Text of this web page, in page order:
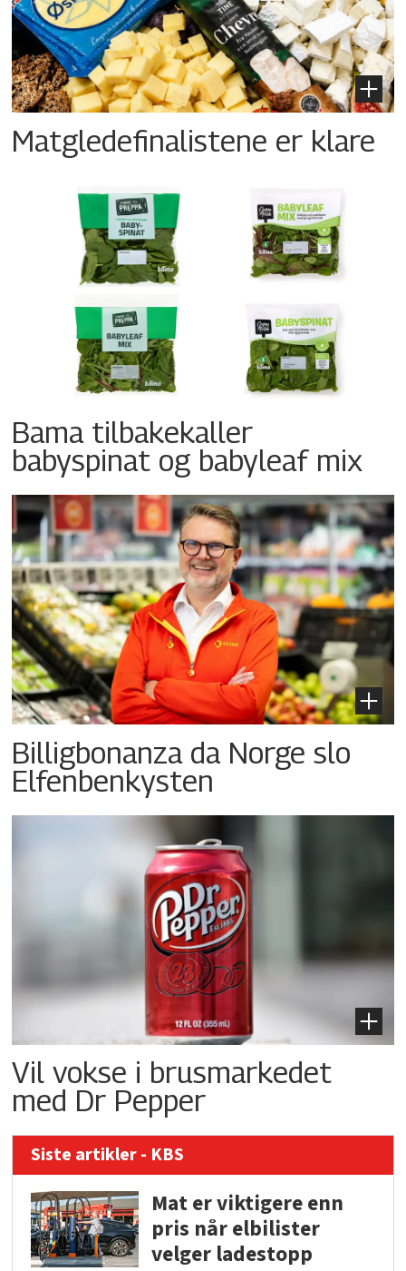
Matgledefinalistene er klare
Bama tilbakekaller
babyspinat og babyleaf mix
Billigbonanza da Norge slo
Elfenbenkysten
Vil vokse i brusmarkedet
med Dr Pepper
Siste artikler - KBS
Mat er viktigere enn
pris når elbilister
velger ladestopp